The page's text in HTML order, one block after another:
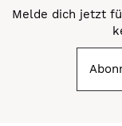
Melde dich jetzt